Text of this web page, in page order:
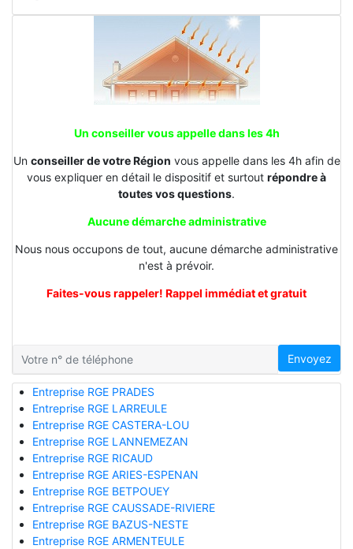
Un conseiller vous appelle dans les 4h
Un conseiller de votre Région vous appelle dans les 4h afin de
vous expliquer en détail le dispositif et surtout répondre à
toutes vos questions.
Aucune démarche administrative
Nous nous occupons de tout, aucune démarche administrative
n'est à prévoir.
Faites-vous rappeler! Rappel immédiat et gratuit
Envoyez
Entreprise RGE PRADES
Entreprise RGE LARREULE
Entreprise RGE CASTERA-LOU
Entreprise RGE LANNEMEZAN
Entreprise RGE RICAUD
Entreprise RGE ARIES-ESPENAN
Entreprise RGE BETPOUEY
Entreprise RGE CAUSSADE-RIVIERE
Entreprise RGE BAZUS-NESTE
Entreprise RGE ARMENTEULE